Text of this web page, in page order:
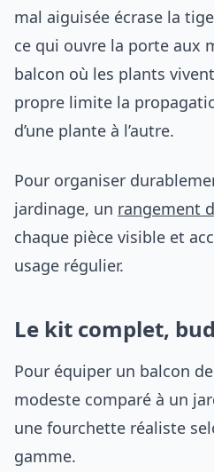
mal aiguisée écrase la
ce qui ouvre la porte aux
balcon où les plants
propre limite la
d’une plante à l’autre.
Pour organiser
jardinage, un rangement
chaque pièce visible et
usage régulier.
Le kit complet,
Pour équiper un balcon
modeste comparé à un
une fourchette réaliste
gamme.